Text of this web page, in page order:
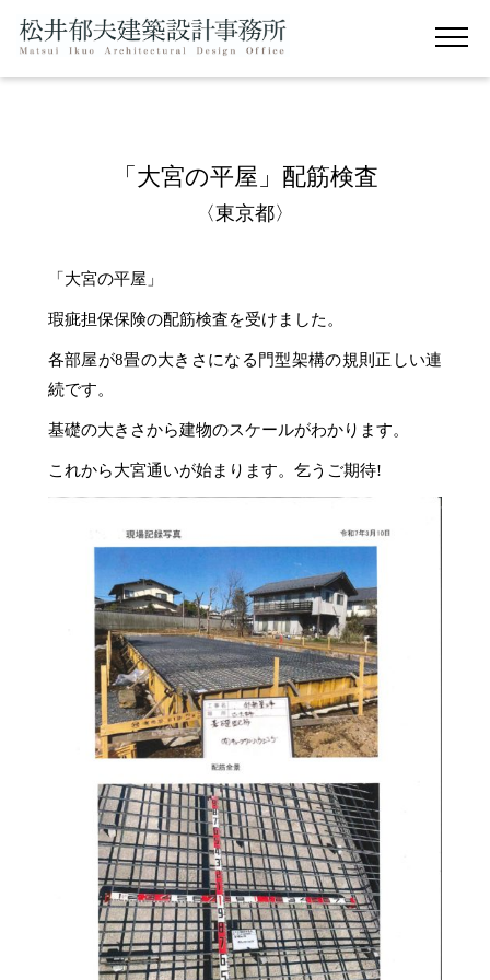
「大宮の平屋」配筋検査
〈東京都〉
「大宮の平屋」
瑕疵担保保険の配筋検査を受けました。
各部屋が8畳の大きさになる門型架構の規則正しい連
続です。
基礎の大きさから建物のスケールがわかります。
これから大宮通いが始まります。乞うご期待!